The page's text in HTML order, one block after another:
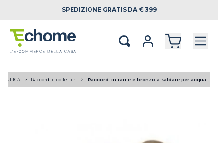
SPEDIZIONE GRATIS DA € 399
Raccordi e collettori Raccordi in rame e bronzo a saldare per acqua